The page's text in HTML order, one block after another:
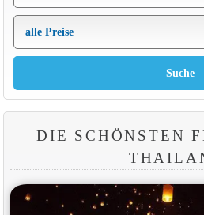
DIE SCHÖNSTEN